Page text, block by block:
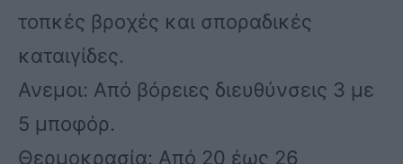
τοπκές βροχές και σποραδικές
καταιγίδες.
Ανεμοι: Από βόρειες διευθύνσεις 3 με
5 μποφόρ.
Θερμοκρασία: Από 20 έως 26